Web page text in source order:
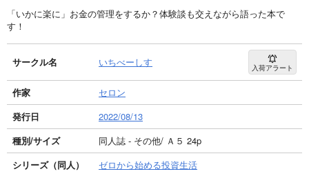
「いかに楽に」お金の管理をするか？体験談も交えながら語った本で
す！
サークル名 いちべーしす 入荷アラート
作家
セロン
発行日
2022/08/13
種別/サイズ
同人誌 - その他/ Ａ５ 24p
シリーズ（同人）
ゼロから始める投資生活